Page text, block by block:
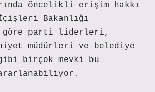
öncelikli erişim hakkı
Bakanlığı
göre parti liderleri,
müdürleri ve belediye
birçok mevki bu